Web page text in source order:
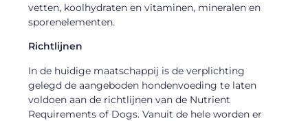
vetten, koolhydraten en vitaminen, mineralen en
sporenelementen.
Richtlijnen
In de huidige maatschappij is de verplichting
gelegd de aangeboden hondenvoeding te laten
voldoen aan de richtlijnen van de Nutrient
Requirements of Dogs. Vanuit de hele worden er